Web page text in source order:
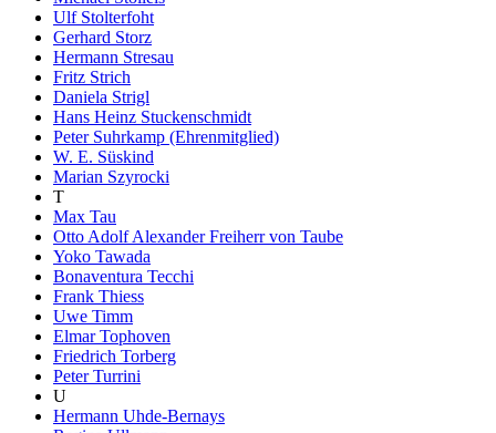
Ulf Stolterfoht
Gerhard Storz
Hermann Stresau
Fritz Strich
Daniela Strigl
Hans Heinz Stuckenschmidt
Peter Suhrkamp (Ehrenmitglied)
W. E. Süskind
Marian Szyrocki
T
Max Tau
Otto Adolf Alexander Freiherr von Taube
Yoko Tawada
Bonaventura Tecchi
Frank Thiess
Uwe Timm
Elmar Tophoven
Friedrich Torberg
Peter Turrini
U
Hermann Uhde-Bernays